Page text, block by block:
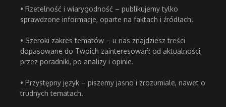
• Rzetelność i wiarygodność – publikujemy tylko
sprawdzone informacje, oparte na faktach i źródłach.
• Szeroki zakres tematów – u nas znajdziesz treści
dopasowane do Twoich zainteresowań: od aktualności,
przez poradniki, po analizy i opinie.
• Przystępny język – piszemy jasno i zrozumiale, nawet o
trudnych tematach.